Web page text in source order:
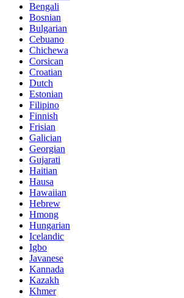
Bengali
Bosnian
Bulgarian
Cebuano
Chichewa
Corsican
Croatian
Dutch
Estonian
Filipino
Finnish
Frisian
Galician
Georgian
Gujarati
Haitian
Hausa
Hawaiian
Hebrew
Hmong
Hungarian
Icelandic
Igbo
Javanese
Kannada
Kazakh
Khmer